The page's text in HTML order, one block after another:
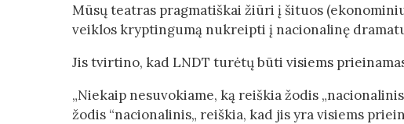
Mūsų teatras pragmatiškai žiūri į šituos
veiklos kryptingumą nukreipti į nacionalinę
Jis tvirtino, kad LNDT turėtų būti visiems
„Niekaip nesuvokiame, ką reiškia žodis
žodis “nacionalinis„ reiškia, kad jis yra visiems